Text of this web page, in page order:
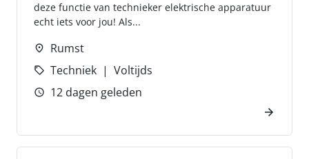
deze functie van technieker elektrische apparatuur
echt iets voor jou! Als...
Rumst
Techniek
Voltijds
12 dagen geleden